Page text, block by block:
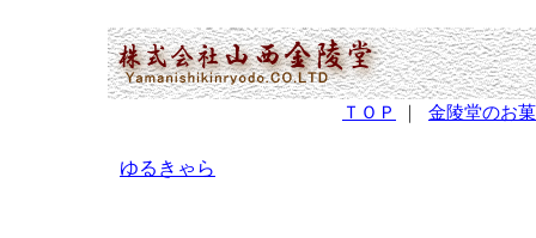
ＴＯＰ ｜ 金陵堂のお
ゆるきゃら